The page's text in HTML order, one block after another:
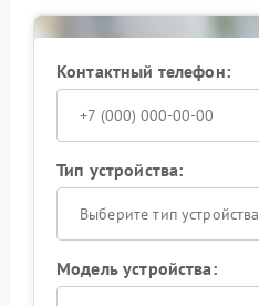
Контактный телефон:
Тип устройства:
Выберите тип устройства
Модель устройства: